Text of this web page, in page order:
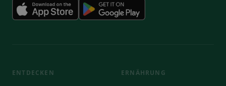
ENTDECKEN ERNÄHRUNG